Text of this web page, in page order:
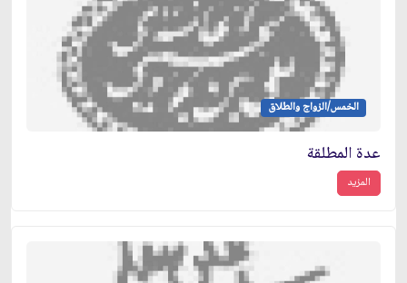
الخمس/الزواج والطلاق
عدة المطلقة
المزيد